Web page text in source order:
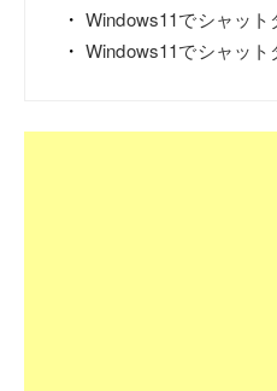
Windows11でシャッ
Windows11でシャッ